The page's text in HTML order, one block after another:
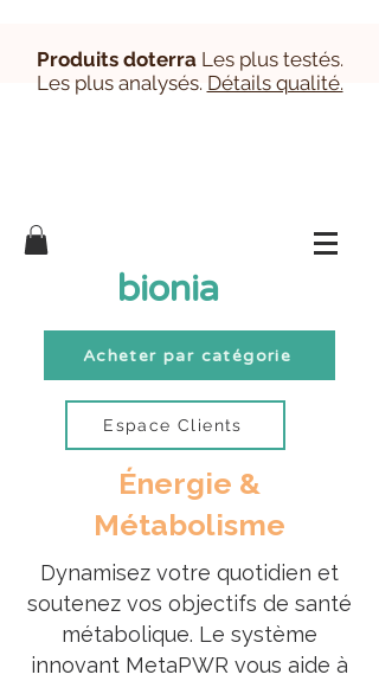
Produits doterra Les plus testés.
Les plus analysés. Détails qualité.
Inscription/Connexion
bionia
Acheter par catégorie
Espace Clients
Énergie &
Métabolisme
Dynamisez votre quotidien et
soutenez vos objectifs de santé
métabolique. Le système
innovant MetaPWR vous aide à